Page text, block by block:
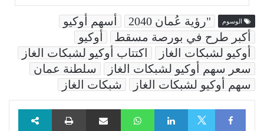
الوسوم "رؤية عُمان 2040
أسهم أوكيو
أكبر طرح في بورصة مسقط
أوكيو
أوكيو لشبكات الغاز
اكتتاب أوكيو لشبكات الغاز
سعر سهم أوكيو لشبكات الغاز
سلطنة عمان
سهم أوكيو لشبكات الغاز
شبكات الغاز
Facebook
LinkedIn
WhatsAppمشاركة عبر البريد طباعة